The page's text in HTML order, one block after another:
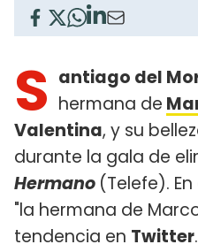
S antiago del
hermana de
Valentina, y su
durante la gala de
Hermano (Telefe).
"la hermana de
tendencia en Twitter.